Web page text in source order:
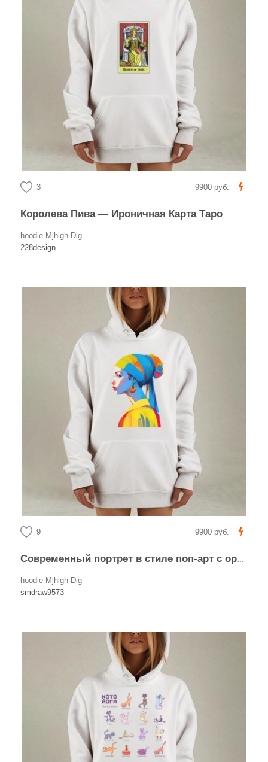
3 9900 руб.
Королева Пива — Ироничная Карта Таро
hoodie Mjhigh Dig
228design
9 9900 руб.
Современный портрет в стиле поп-арт с оранжевой серьгой
hoodie Mjhigh Dig
smdraw9573